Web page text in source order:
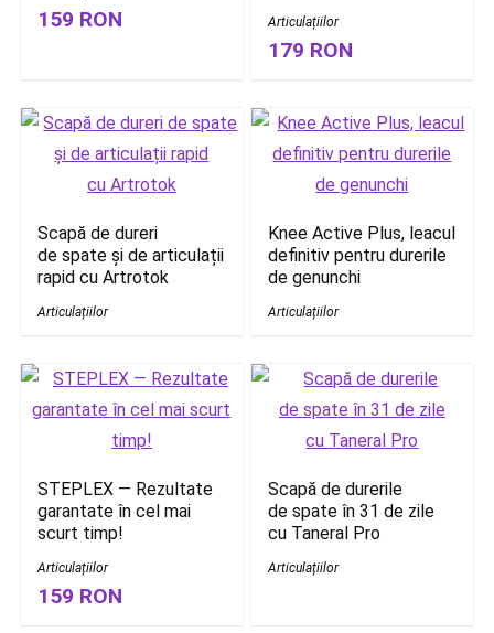
159 RON Articulațiilor
179 RON
Scapă de dureri
de spate și de articulații
rapid cu Artrotok
Articulațiilor
Knee Active Plus, leacul
definitiv pentru durerile
de genunchi
Articulațiilor
STEPLEX — Rezultate
garantate în cel mai
scurt timp!
Articulațiilor
159 RON
Scapă de durerile
de spate în 31 de zile
cu Taneral Pro
Articulațiilor